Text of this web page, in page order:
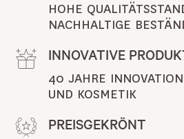
HOHE
NACHHALTIGE
INNOVATIVE
40 JAHRE
UND KOSMETIK
PREISGEKRÖNT